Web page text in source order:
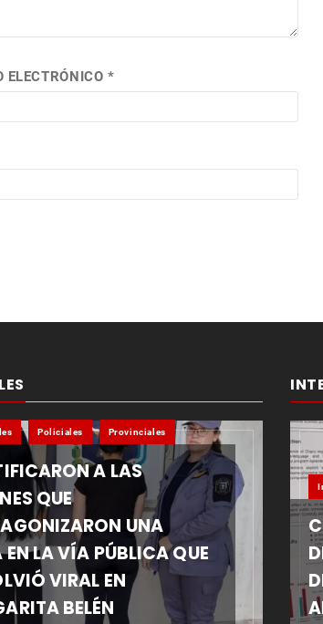
ELECTRÓNICO *
Policiales Provinciales
A LAS
QUE
UNA
EN LA VÍA PÚBLICA QUE
VIRAL EN
BELÉN